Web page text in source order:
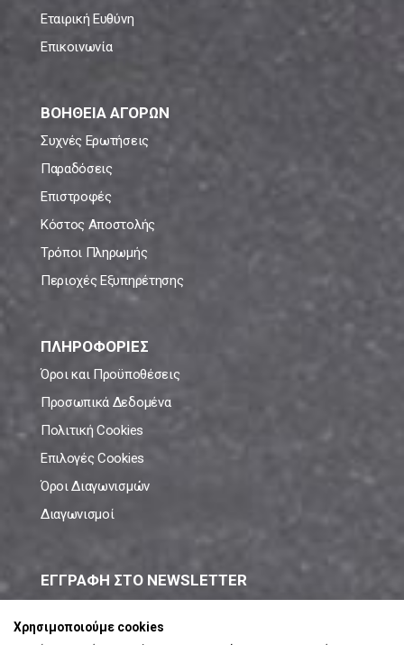
Εταιρική Ευθύνη
Επικοινωνία
ΒΟΗΘΕΙΑ ΑΓΟΡΩΝ
Συχνές Ερωτήσεις
Παραδόσεις
Επιστροφές
Κόστος Αποστολής
Τρόποι Πληρωμής
Περιοχές Εξυπηρέτησης
ΠΛΗΡΟΦΟΡΙΕΣ
Όροι και Προϋποθέσεις
Προσωπικά Δεδομένα
Πολιτική Cookies
Επιλογές Cookies
Όροι Διαγωνισμών
Διαγωνισμοί
ΕΓΓΡΑΦΗ ΣΤΟ NEWSLETTER
Χρησιμοποιούμε cookies